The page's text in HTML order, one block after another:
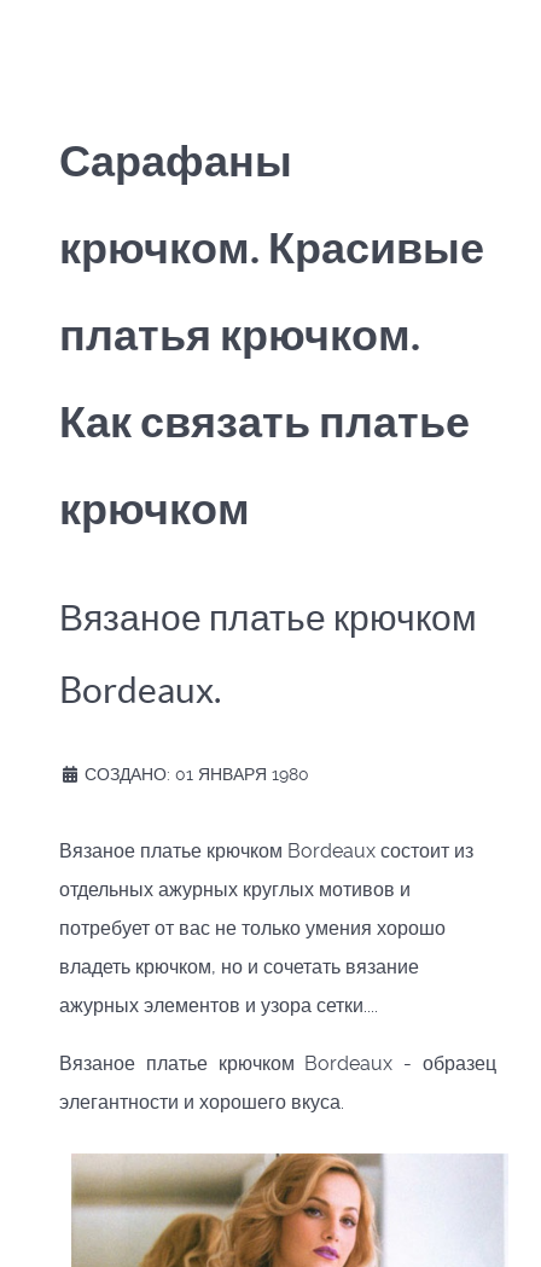
Сарафаны
крючком. Красивые
платья крючком.
Как связать платье
крючком
Вязаное платье крючком
Bordeaux.
СОЗДАНО: 01 ЯНВАРЯ 1980
Вязаное платье крючком Bordeaux состоит из
отдельных ажурных круглых мотивов и
потребует от вас не только умения хорошо
владеть крючком, но и сочетать вязание
ажурных элементов и узора сетки....
Вязаное платье крючком Bordeaux - образец
элегантности и хорошего вкуса.